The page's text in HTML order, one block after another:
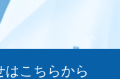
はこちらから